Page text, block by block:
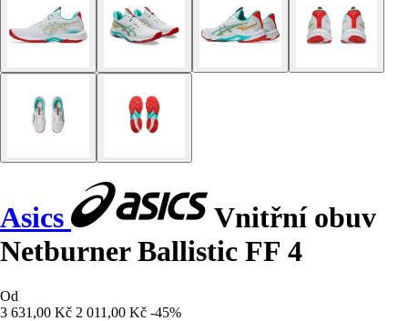
Asics
Vnitřní obuv
Netburner Ballistic FF 4
Od
3 631,00 Kč 2 011,00 Kč -45%